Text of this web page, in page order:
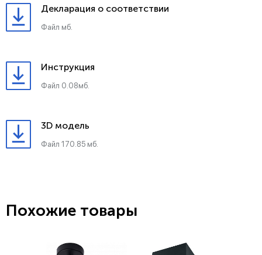
Декларация о соответствии
Файл мб.
Инструкция
Файл 0.08мб.
3D модель
Файл 170.85 мб.
Похожие товары